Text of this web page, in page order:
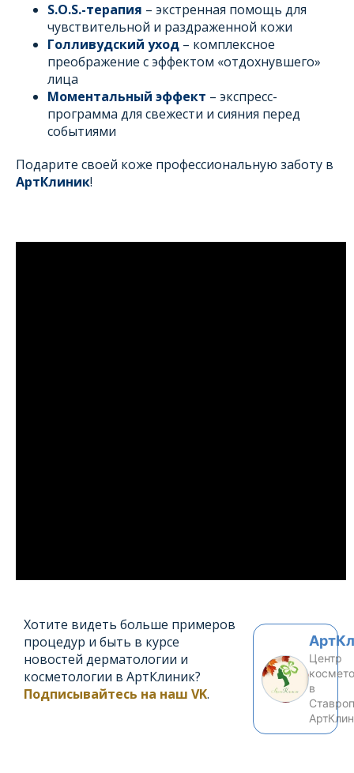
S.O.S.-терапия – экстренная помощь для
чувствительной и раздраженной кожи
Голливудский уход – комплексное
преображение с эффектом «отдохнувшего»
лица
Моментальный эффект – экспресс-
программа для свежести и сияния перед
событиями
Подарите своей коже профессиональную заботу в
АртКлиник!
Хотите видеть больше примеров
процедур и быть в курсе
новостей дерматологии и
косметологии в АртКлиник?
Подписывайтесь на наш VK.
Центр
в